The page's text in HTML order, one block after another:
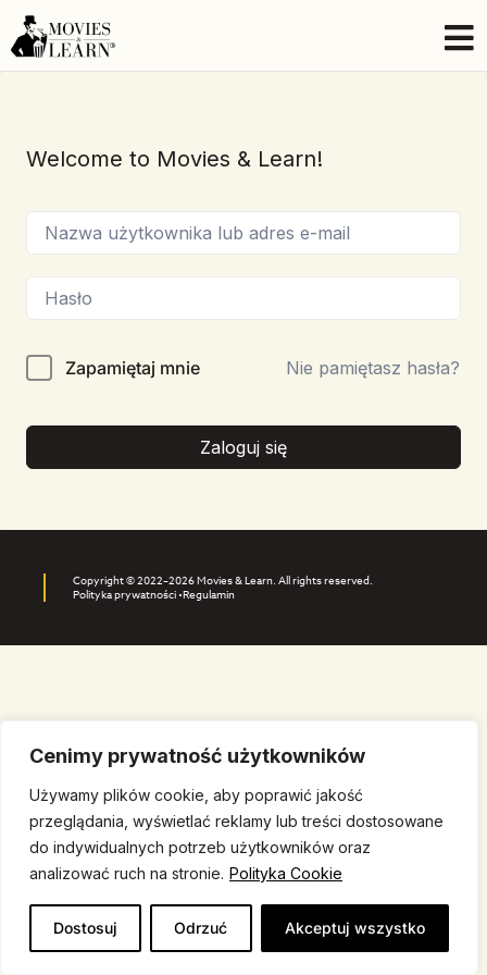
Cenimy prywatność użytkowników
Używamy plików cookie, aby poprawić jakość
przeglądania, wyświetlać reklamy lub treści dostosowane
do indywidualnych potrzeb użytkowników oraz
analizować ruch na stronie. Polityka Cookie
Dostosuj Odrzuć Akceptuj wszystko
Welcome to Movies & Learn!
Zapamiętaj mnie Nie pamiętasz hasła?
Zaloguj się
Copyright © 2022–2026 Movies & Learn. All rights reserved.
Polityka prywatności •Regulamin